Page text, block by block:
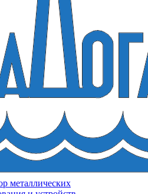
металлических